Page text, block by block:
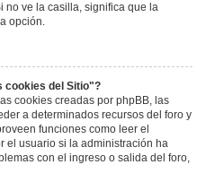
no ve la casilla, significa que la
opción.
cookies del Sitio"?
cookies creadas por phpBB, las
a determinados recursos del foro y
funciones como leer el
el usuario si la administración ha
con el ingreso o salida del foro,